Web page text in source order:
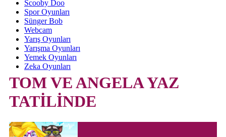
Scooby Doo
Spor Oyunları
Sünger Bob
Webcam
Yarış Oyunları
Yarışma Oyunları
Yemek Oyunları
Zeka Oyunları
TOM VE ANGELA YAZ
TATİLİNDE